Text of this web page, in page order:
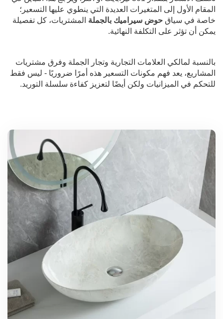
المقام الأول إلى المتغيرات العديدة التي ينطوي عليها التسعير؛
خاصة في سياق حوض سيراميك بالجملة المشتريات، كل تفصيلة
يمكن أن تؤثر على التكلفة النهائية.
بالنسبة لمالكي العلامات التجارية وتجار الجملة وفرق مشتريات
المشاريع، يعد فهم مكونات التسعير هذه أمرًا ضروريًا - ليس فقط
للتحكم في الميزانيات ولكن أيضًا لتعزيز كفاءة سلسلة التوريد.